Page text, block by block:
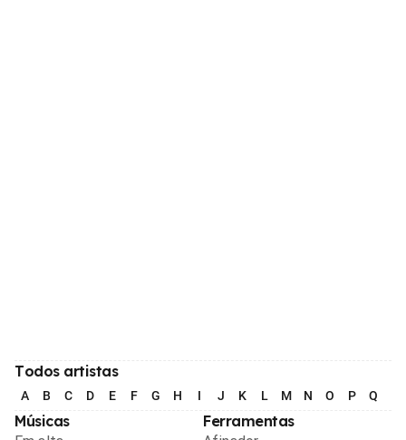
Todos artistas
A B C D E F G H I J K L M N O P Q
Músicas Ferramentas